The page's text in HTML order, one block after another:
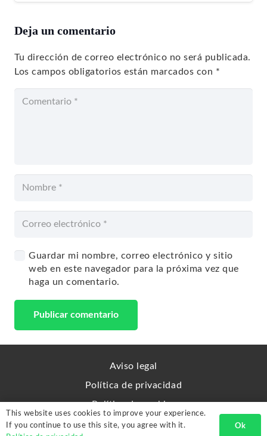
Deja un comentario
Tu dirección de correo electrónico no será publicada.
Los campos obligatorios están marcados con *
Guardar mi nombre, correo electrónico y sitio
web en este navegador para la próxima vez que
haga un comentario.
Publicar comentario
Aviso legal
Política de privacidad
Política de cookies
Sitemap
This website uses cookies to improve your experience.
If you continue to use this site, you agree with it.
Ok